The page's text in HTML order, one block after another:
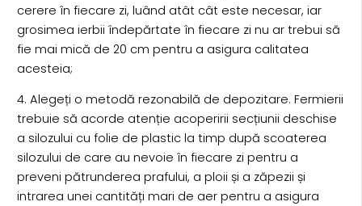
cerere în fiecare zi, luând atât cât este necesar, iar
grosimea ierbii îndepărtate în fiecare zi nu ar trebui să
fie mai mică de 20 cm pentru a asigura calitatea
acesteia;
4. Alegeți o metodă rezonabilă de depozitare. Fermierii
trebuie să acorde atenție acoperirii secțiunii deschise
a silozului cu folie de plastic la timp după scoaterea
silozului de care au nevoie în fiecare zi pentru a
preveni pătrunderea prafului, a ploii și a zăpezii și
intrarea unei cantități mari de aer pentru a asigura